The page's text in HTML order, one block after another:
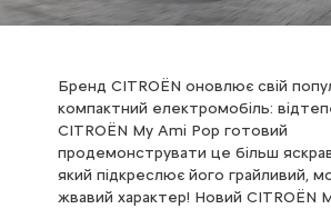
Бренд CITROЁN оновлює свій
компактний електромобіль:
CITROЁN My Ami Pop готовий
продемонструвати це більш
який підкреслює його грайливий,
жвавий характер! Новий CITROЁN